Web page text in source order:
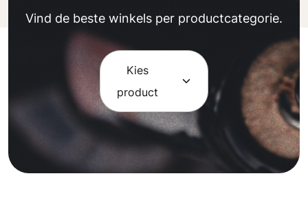
Vind de beste winkels per productcategorie.
Kies
product